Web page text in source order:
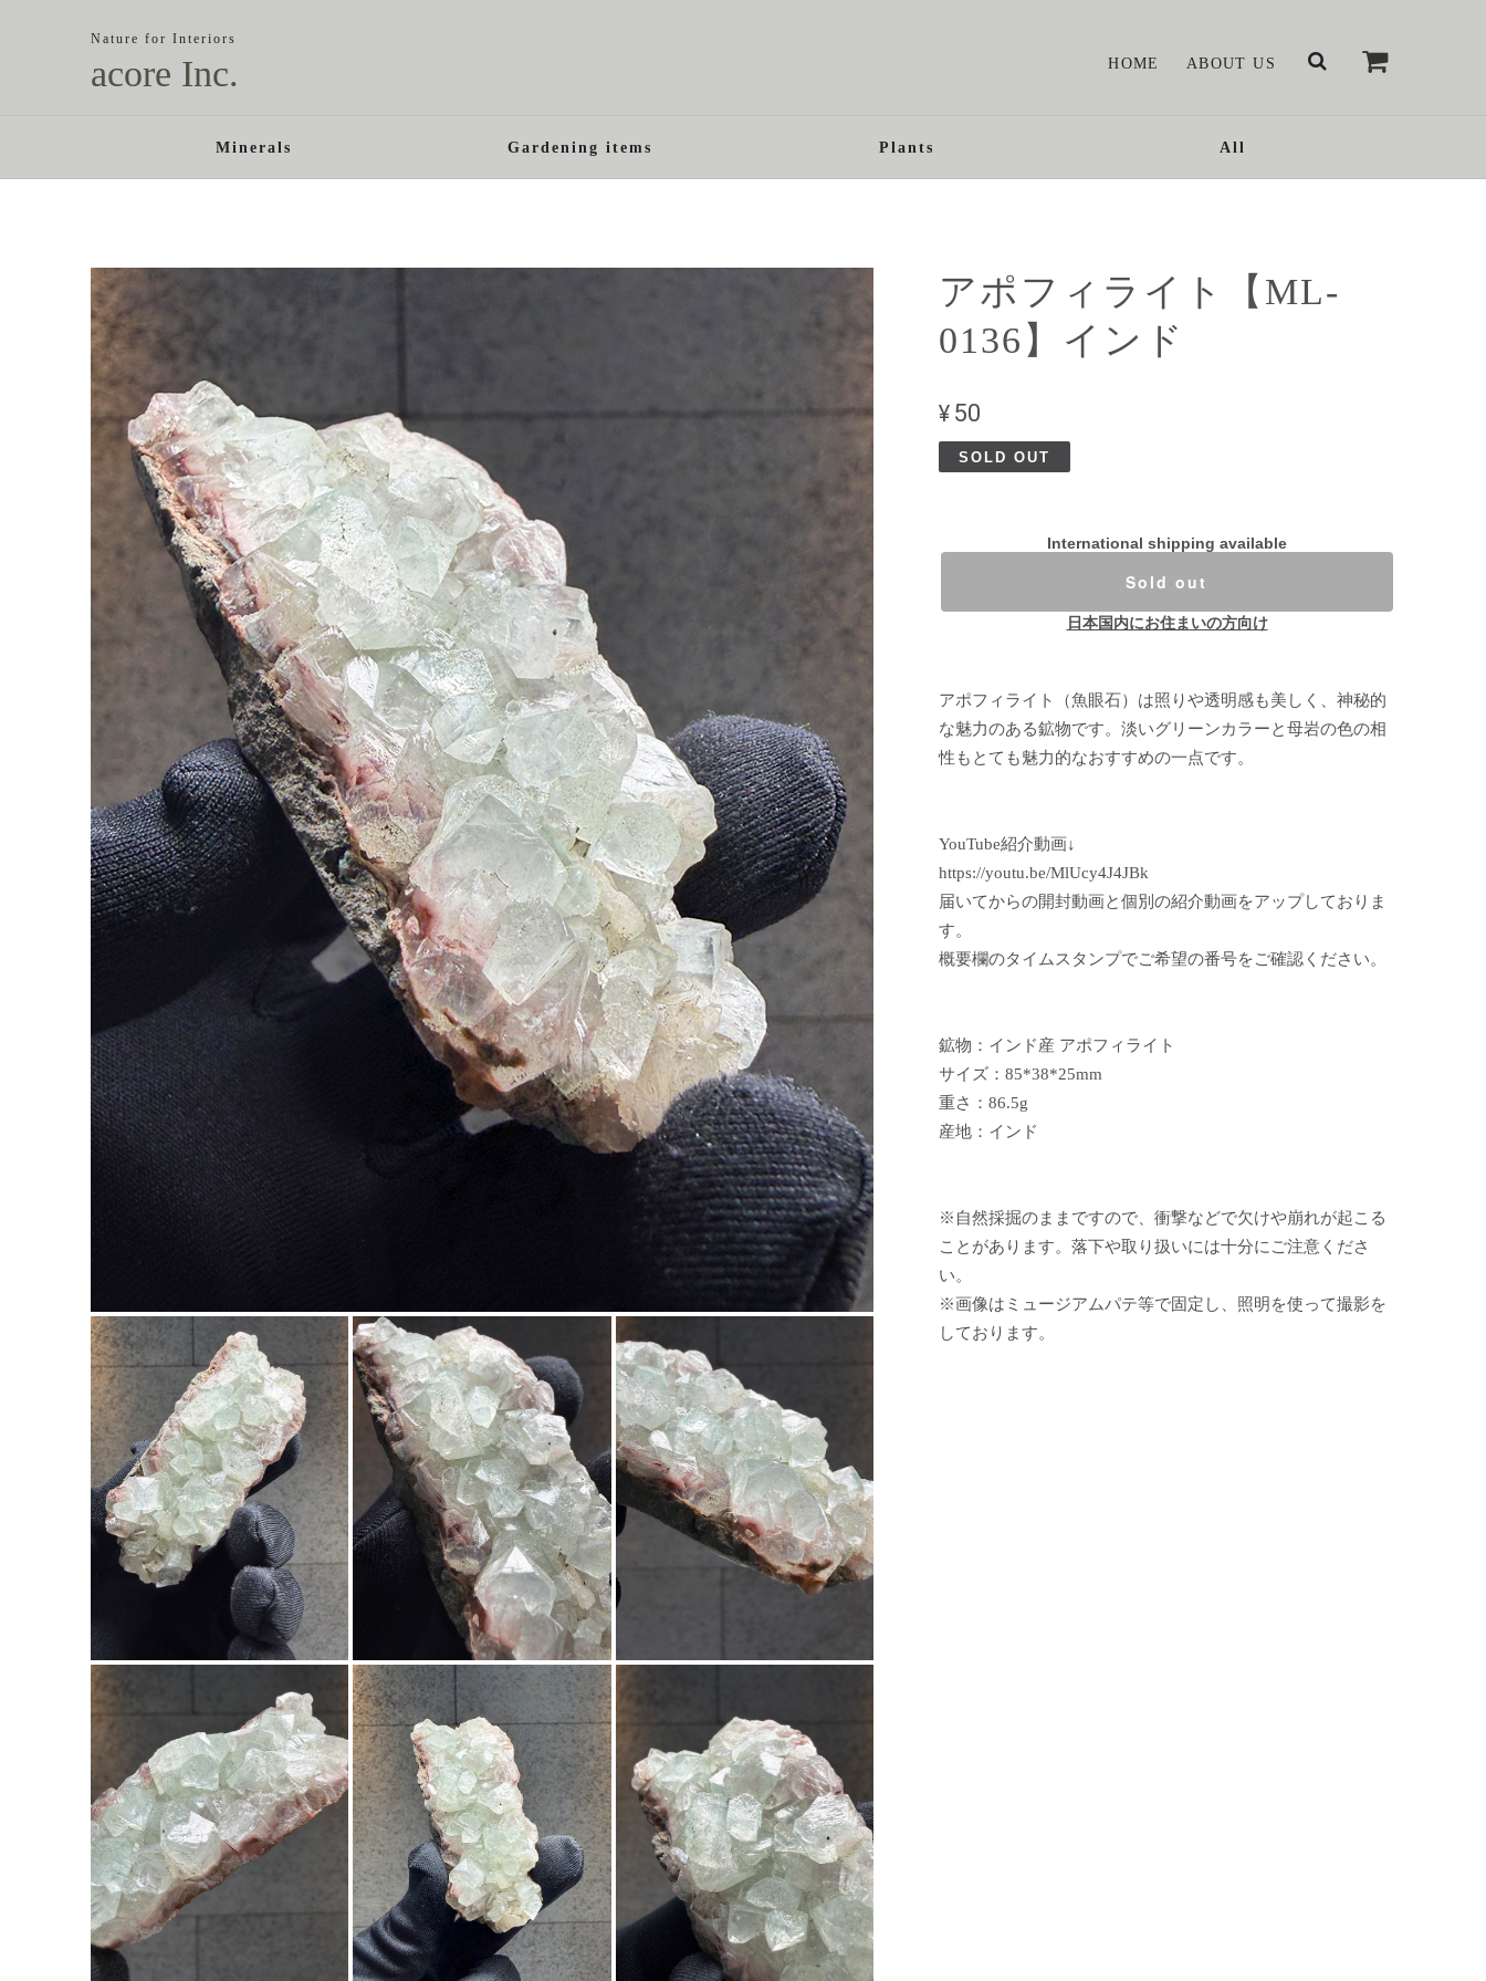
Nature for Interiors
acore Inc. HOME ABOUT US
Minerals Gardening items Plants All
アポフィライト【ML-
0136】インド
¥50
SOLD OUT
International shipping available
Sold out
日本国内にお住まいの方向け
アポフィライト（魚眼石）は照りや透明感も美しく、神秘的
な魅力のある鉱物です。淡いグリーンカラーと母岩の色の相
性もとても魅力的なおすすめの一点です。
YouTube紹介動画↓
https://youtu.be/MlUcy4J4JBk
届いてからの開封動画と個別の紹介動画をアップしておりま
す。
概要欄のタイムスタンプでご希望の番号をご確認ください。
鉱物：インド産 アポフィライト
サイズ：85*38*25mm
重さ：86.5g
産地：インド
※自然採掘のままですので、衝撃などで欠けや崩れが起こる
ことがあります。落下や取り扱いには十分にご注意くださ
い。
※画像はミュージアムパテ等で固定し、照明を使って撮影を
しております。